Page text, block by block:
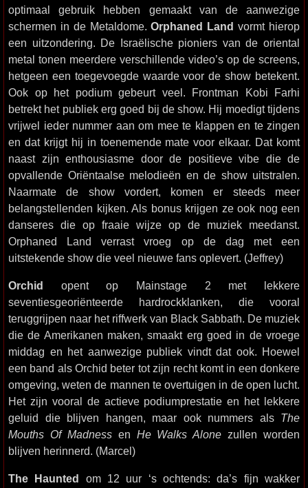
optimaal gebruik hebben gemaakt van de aanwezige
schermen in de Metaldome.Orphaned Land vormt hierop
een uitzondering. De Israëlische pioniers van de oriental
metal tonen meerdere verschillende video’s op de screens,
hetgeen een toegevoegde waarde voor de show betekent.
Ook op het podium gebeurt veel. Frontman Kobi Farhi
betrekt het publiek erg goed bij de show. Hij moedigt tijdens
vrijwel ieder nummer aan om mee te klappen en te zingen
en dat krijgt hij in toenemende mate voor elkaar. Dat komt
naast zijn enthousiasme door de positieve vibe die de
opvallende Oriëntaalse melodieën en de show uitstralen.
Naarmate de show vordert, komen er steeds meer
belangstellenden kijken. Als bonus krijgen ze ook nog een
danseres die op fraaie wijze op de muziek meedanst.
Orphaned Land verrast vroeg op de dag met een
uitstekende show die veel nieuwe fans oplevert. (Jeffrey)
Orchid opent op Mainstage 2 met lekkere
seventiesgeoriënteerde hardrockklanken, die vooral
teruggrijpen naar het riffwerk van Black Sabbath. De muziek
die de Amerikanen maken, smaakt erg goed in de vroege
middag en het aanwezige publiek vindt dat ook. Hoewel
een band als Orchid beter tot zijn recht komt in een donkere
omgeving, weten de mannen te overtuigen in de open lucht.
Het zijn vooral de actieve podiumprestatie en het lekkere
geluid die blijven hangen, maar ook nummers als The
Mouths Of Madnessen He Walks Alone zullen worden
blijven herinnerd. (Marcel)
The Haunted om 12 uur ‘s ochtends: da’s fijn wakker